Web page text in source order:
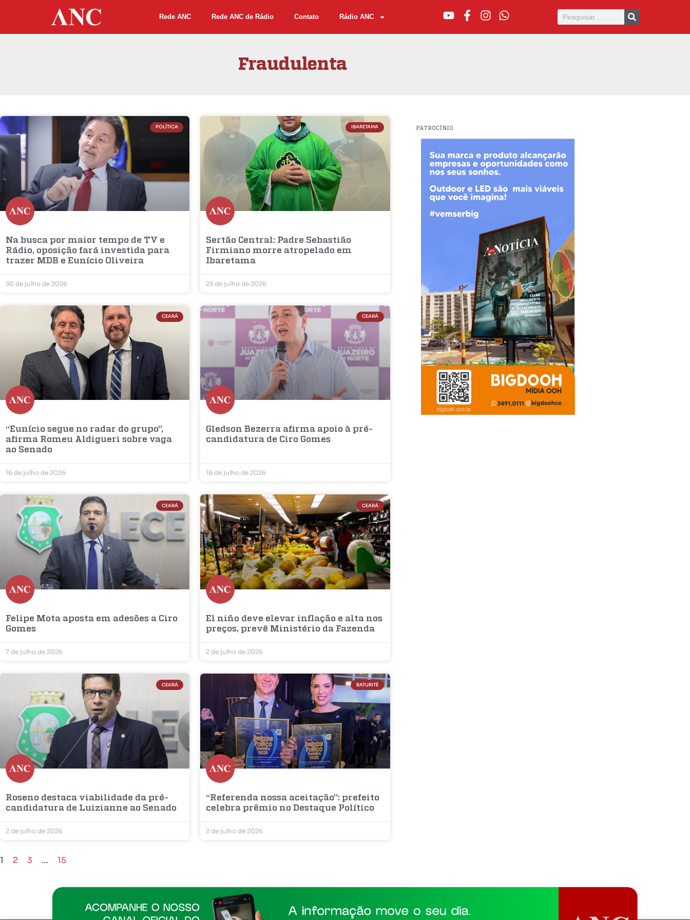
Rede ANC Rede ANC de Rádio Contato Rádio ANC
Fraudulenta
POLÍTICA
Na busca por maior tempo de TV e
Rádio, oposição fará investida para
trazer MDB e Eunício Oliveira
30 de julho de 2026
IBARETAMA
Sertão Central: Padre Sebastião
Firmiano morre atropelado em
Ibaretama
23 de julho de 2026
CEARÁ
“Eunício segue no radar do grupo”,
afirma Romeu Aldigueri sobre vaga
ao Senado
16 de julho de 2026
CEARÁ
Gledson Bezerra afirma apoio à pré-
candidatura de Ciro Gomes
16 de julho de 2026
CEARÁ
Felipe Mota aposta em adesões a Ciro
Gomes
7 de julho de 2026
CEARÁ
El niño deve elevar inflação e alta nos
preços, prevê Ministério da Fazenda
2 de julho de 2026
CEARÁ
Roseno destaca viabilidade da pré-
candidatura de Luizianne ao Senado
2 de julho de 2026
BATURITÉ
“Referenda nossa aceitação”: prefeito
celebra prêmio no Destaque Político
2 de julho de 2026
1 2 3 … 15
PATROCÍNIO